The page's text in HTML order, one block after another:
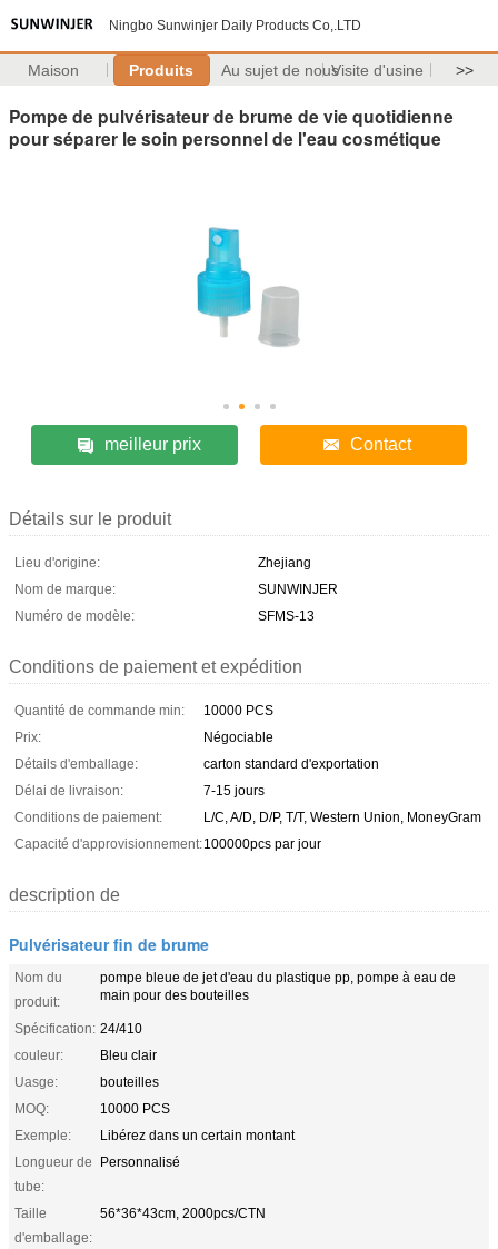
Ningbo Sunwinjer Daily Products Co,.LTD
Maison Produits Au sujet de nousVisite d'usine >>
Pompe de pulvérisateur de brume de vie quotidienne
pour séparer le soin personnel de l'eau cosmétique
meilleur prix Contact
Détails sur le produit
Lieu d'origine:
Zhejiang
Nom de marque:
SUNWINJER
Numéro de modèle:
SFMS-13
Conditions de paiement et expédition
Quantité de commande min:
10000 PCS
Prix:
Négociable
Détails d'emballage:
carton standard d'exportation
Délai de livraison:
7-15 jours
Conditions de paiement:
L/C, A/D, D/P, T/T, Western Union, MoneyGram
Capacité d'approvisionnement:100000pcs par jour
description de
Pulvérisateur fin de brume
Nom du
produit:
pompe bleue de jet d'eau du plastique pp, pompe à eau de
main pour des bouteilles
Spécification: 24/410
couleur:
Bleu clair
Uasge:
bouteilles
MOQ:
10000 PCS
Exemple:
Libérez dans un certain montant
Longueur de
tube:
Personnalisé
Taille
d'emballage:
56*36*43cm, 2000pcs/CTN